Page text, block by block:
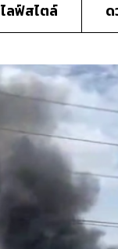
ไลฟ์สไตล์ ด